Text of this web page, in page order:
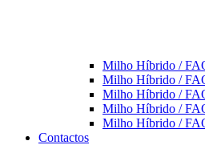
Milho Híbrido /
Milho Híbrido /
Milho Híbrido /
Milho Híbrido /
Milho Híbrido /
Contactos